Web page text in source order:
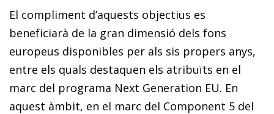
El compliment d’aquests objectius es
beneficiarà de la gran dimensió dels fons
europeus disponibles per als sis propers anys,
entre els quals destaquen els atribuïts en el
marc del programa Next Generation EU. En
aquest àmbit, en el marc del Component 5 del